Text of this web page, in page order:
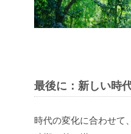
最後に：新しい時
時代の変化に合わせて